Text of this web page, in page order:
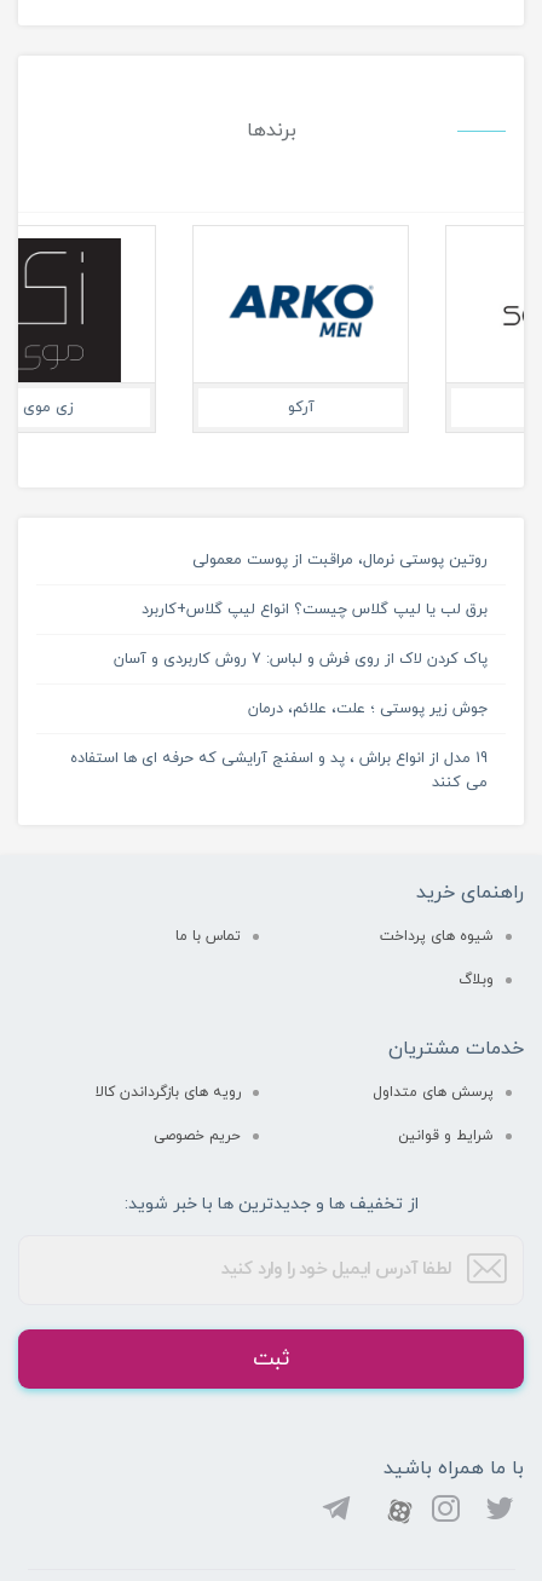
برندها
روتین پوستی نرمال، مراقبت از پوست معمولی
برق لب یا لیپ گلاس چیست؟ انواع لیپ گلاس+کاربرد
پاک کردن لاک از روی فرش و لباس: 7 روش کاربردی و آسان
جوش زیر پوستی ؛ علت، علائم، درمان
19 مدل از انواع براش ، پد و اسفنج آرایشی که حرفه ای ها استفاده
می کنند
راهنمای خرید
شیوه های پرداخت تماس با ما
وبلاگ
خدمات مشتریان
پرسش های متداول رویه های بازگرداندن کالا
شرایط و قوانین حریم خصوصی
از تخفیف ها و جدیدترین ها با خبر شوید:
ثبت
با ما همراه باشید